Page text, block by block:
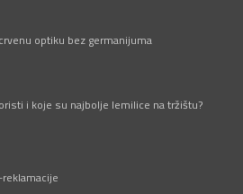
optiku bez germanijuma
i koje su najbolje lemilice na tržištu?